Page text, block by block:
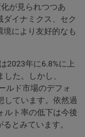
が見られつつあ
イナミクス、セク
境により友好的なも
2023年に6.8%に上
た。しかし、
ルド市場のデフォ
しています。依然過
ルト率の低下は今後
とみています。